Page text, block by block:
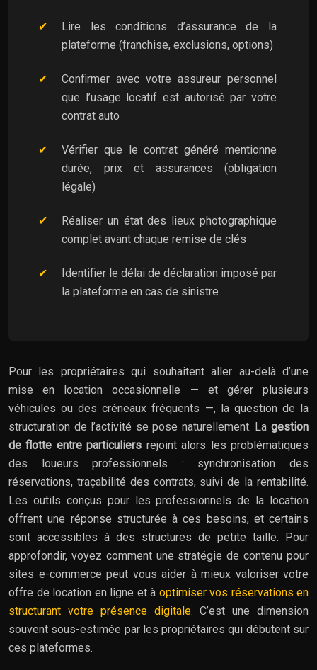
Lire les conditions d’assurance de la
plateforme (franchise, exclusions, options)
Confirmer avec votre assureur personnel
que l’usage locatif est autorisé par votre
contrat auto
Vérifier que le contrat généré mentionne
durée, prix et assurances (obligation
légale)
Réaliser un état des lieux photographique
complet avant chaque remise de clés
Identifier le délai de déclaration imposé par
la plateforme en cas de sinistre
Pour les propriétaires qui souhaitent aller au-delà d’une
mise en location occasionnelle — et gérer plusieurs
véhicules ou des créneaux fréquents —, la question de la
structuration de l’activité se pose naturellement. La gestion
de flotte entre particuliers rejoint alors les problématiques
des loueurs professionnels : synchronisation des
réservations, traçabilité des contrats, suivi de la rentabilité.
Les outils conçus pour les professionnels de la location
offrent une réponse structurée à ces besoins, et certains
sont accessibles à des structures de petite taille. Pour
approfondir, voyez comment une stratégie de contenu pour
sites e-commerce peut vous aider à mieux valoriser votre
offre de location en ligne et à optimiser vos réservations en
structurant votre présence digitale. C’est une dimension
souvent sous-estimée par les propriétaires qui débutent sur
ces plateformes.